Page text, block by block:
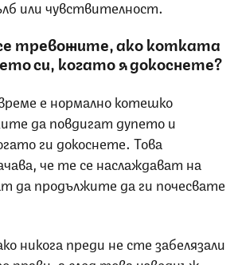
или чувствителност.
тревожите, ако котката
си, когато я докоснете?
е нормално котешко
да повдигат дупето и
ги докоснете. Това
че те се наслаждават на
да продължите да ги почесвате
никога преди не сте забелязали